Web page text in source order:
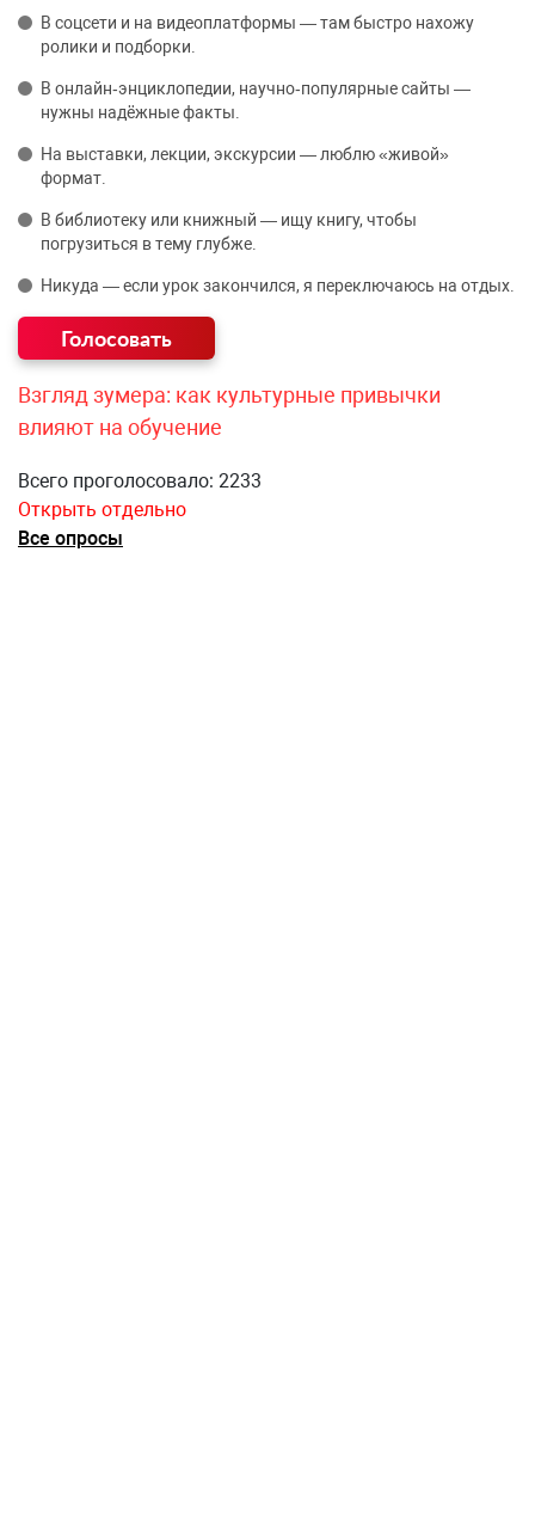
В соцсети и на видеоплатформы — там быстро нахожу
ролики и подборки.
В онлайн‑энциклопедии, научно‑популярные сайты —
нужны надёжные факты.
На выставки, лекции, экскурсии — люблю «живой»
формат.
В библиотеку или книжный — ищу книгу, чтобы
погрузиться в тему глубже.
Никуда — если урок закончился, я переключаюсь на отдых.
Взгляд зумера: как культурные привычки
влияют на обучение
Всего проголосовало: 2233
Открыть отдельно
Все опросы